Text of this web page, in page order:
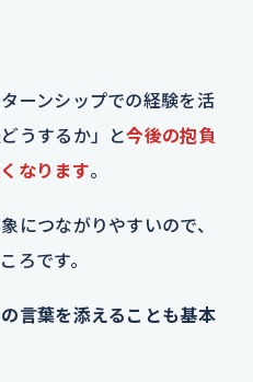
ーンシップでの経験を活
うするか」と今後の抱負
なります。
につながりやすいので、
ろです。
言葉を添えることも基本